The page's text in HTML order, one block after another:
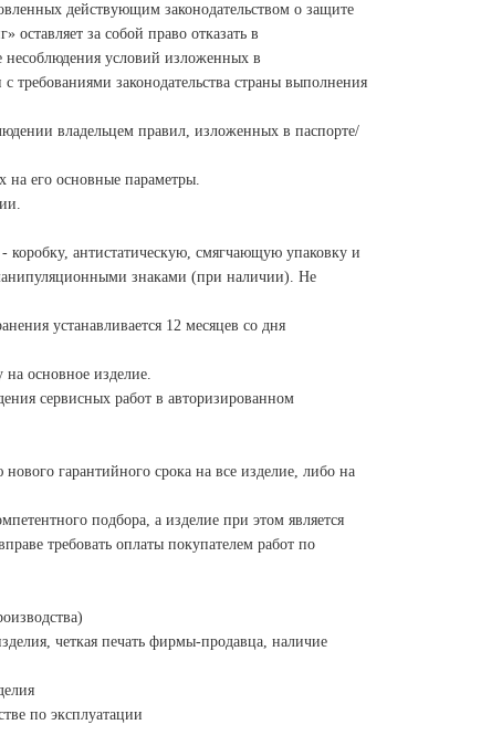
действующим законодательством о защите
за собой право отказать в
несоблюдения условий изложенных в
требованиями законодательства страны выполнения
владельцем правил, изложенных в паспорте/
на его основные параметры.
антистатическую, смягчающую упаковку и
манипуляционными знаками (при наличии). Не
устанавливается 12 месяцев со дня
на основное изделие.
сервисных работ в авторизированном
гарантийного срока на все изделие, либо на
подбора, а изделие при этом является
требовать оплаты покупателем работ по
четкая печать фирмы-продавца, наличие
по эксплуатации